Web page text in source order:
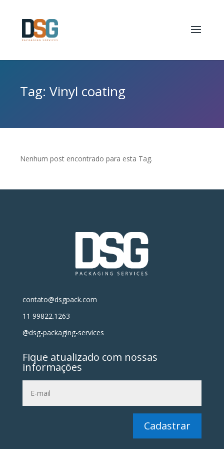
Tag: Vinyl coating
Nenhum post encontrado para esta Tag.
contato@dsgpack.com
11 99822.1263
@dsg-packaging-services
Fique atualizado com nossas
informações
Cadastrar